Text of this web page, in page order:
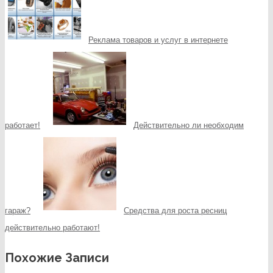
Реклама товаров и услуг в интернете
работает! Действительно ли необходим
гараж?
Средства для роста ресниц
действительно работают!
Похожие Записи